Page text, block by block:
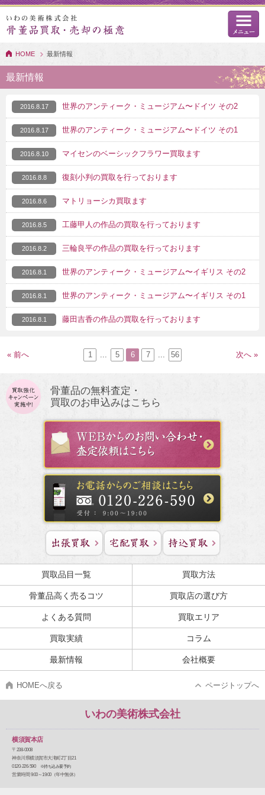
HOME 最新情報
最新情報
2016.8.17 世界のアンティーク・ミュージアム〜ドイツ その2
2016.8.17 世界のアンティーク・ミュージアム〜ドイツ その1
2016.8.10 マイセンのベーシックフラワー買取ます
2016.8.8 復刻小判の買取を行っております
2016.8.6 マトリョーシカ買取ます
2016.8.5 工藤甲人の作品の買取を行っております
2016.8.2 三輪良平の作品の買取を行っております
2016.8.1 世界のアンティーク・ミュージアム〜イギリス その2
2016.8.1 世界のアンティーク・ミュージアム〜イギリス その1
2016.8.1 藤田吉香の作品の買取を行っております
« 前へ 1 ... 5 6 7 ... 56 次へ »
骨董品の無料査定・
買取のお申込みはこちら
買取品目一覧 買取方法
骨董品高く売るコツ 買取店の選び方
よくある質問 買取エリア
買取実績 コラム
最新情報 会社概要
HOMEへ戻る ページトップへ
いわの美術株式会社
横須賀本店
〒238-0008
神奈川県横須賀市大滝町2丁目21
0120-226-590
※持ち込み要予約
営業時間 9:00～19:00（年中無休）